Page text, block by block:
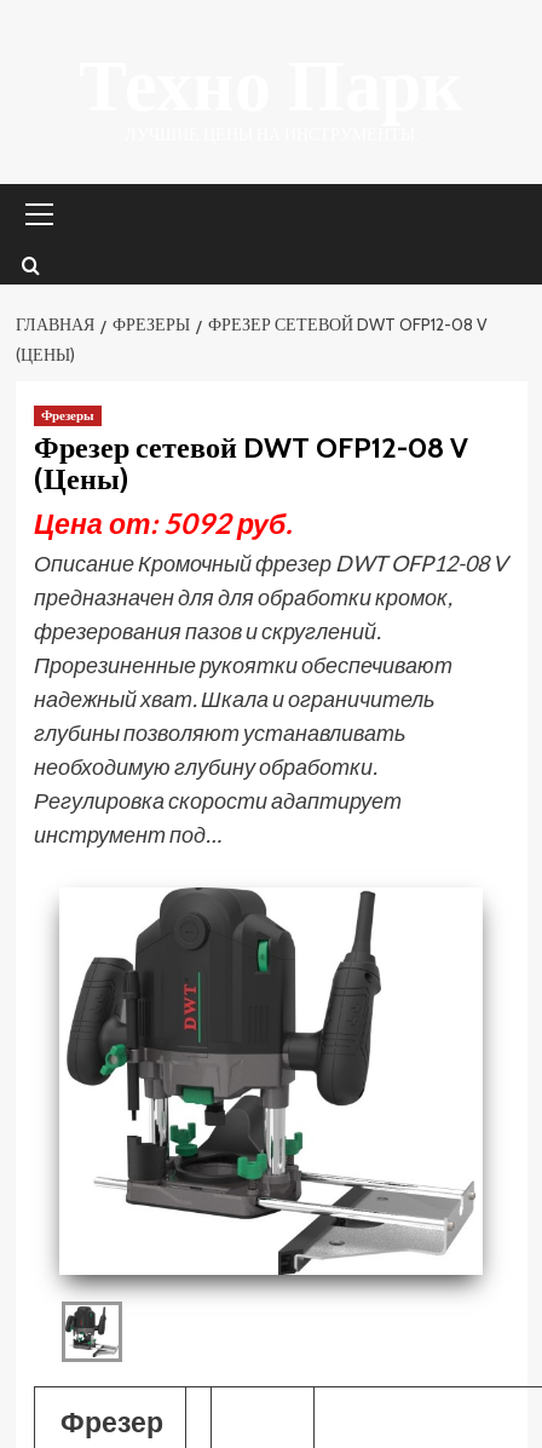
меню
ГЛАВНАЯ ФРЕЗЕРЫ
ФРЕЗЕР СЕТЕВОЙ DWT OFP12-08 V
(ЦЕНЫ)
Фрезеры
Фрезер сетевой DWT OFP12-08 V
(Цены)
Цена от: 5092 руб.
Описание Кромочный фрезер DWT OFP12-08 V
предназначен для для обработки кромок,
фрезерования пазов и скруглений.
Прорезиненные рукоятки обеспечивают
надежный хват. Шкала и ограничитель
глубины позволяют устанавливать
необходимую глубину обработки.
Регулировка скорости адаптирует
инструмент под…
Фрезер